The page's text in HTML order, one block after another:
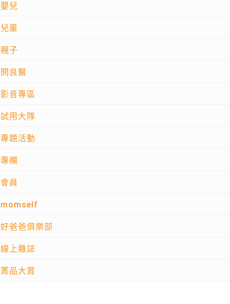
嬰兒
兒童
親子
問良醫
影音專區
試用大隊
專題活動
專欄
會員
momself
好爸爸俱樂部
線上雜誌
菁品大賞